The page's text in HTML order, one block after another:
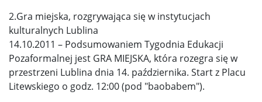
2.Gra miejska, rozgrywająca się w instytucjach
kulturalnych Lublina
14.10.2011 – Podsumowaniem Tygodnia Edukacji
Pozaformalnej jest GRA MIEJSKA, która rozegra się w
przestrzeni Lublina dnia 14. października. Start z Placu
Litewskiego o godz. 12:00 (pod "baobabem").